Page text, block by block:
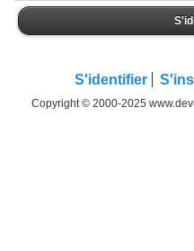
S'identifier
Copyright © 2000-2025